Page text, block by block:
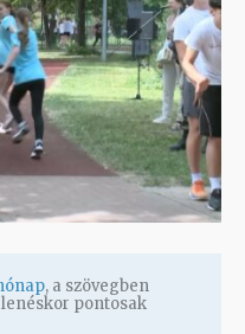
, a szövegben
pontosak